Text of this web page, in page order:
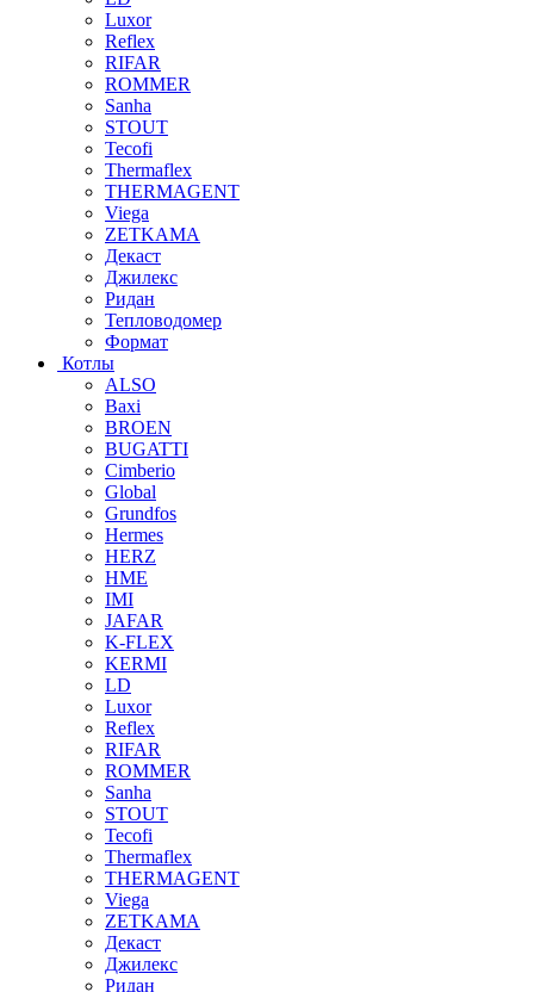
Luxor
Reflex
RIFAR
ROMMER
Sanha
STOUT
Tecofi
Thermaflex
THERMAGENT
Viega
ZETKAMA
Декаст
Джилекс
Ридан
Тепловодомер
Формат
Котлы
ALSO
Baxi
BROEN
BUGATTI
Cimberio
Global
Grundfos
Hermes
HERZ
HME
IMI
JAFAR
K-FLEX
KERMI
LD
Luxor
Reflex
RIFAR
ROMMER
Sanha
STOUT
Tecofi
Thermaflex
THERMAGENT
Viega
ZETKAMA
Декаст
Джилекс
Ридан